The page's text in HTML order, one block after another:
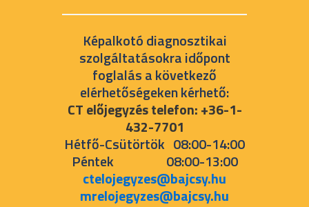
Képalkotó diagnosztikai
szolgáltatásokra időpont
foglalás a következő
elérhetőségeken kérhető:
CT előjegyzés telefon: +36-1-
432-7701
Hétfő-Csütörtök 08:00-14:00
Péntek 08:00-13:00
ctelojegyzes@bajcsy.hu
mrelojegyzes@bajcsy.hu